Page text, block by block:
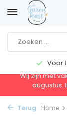
Voor
Wij zijn met
augustus.
Terug Home